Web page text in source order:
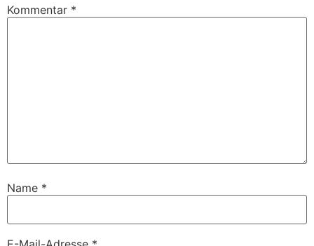
Kommentar *
Name *